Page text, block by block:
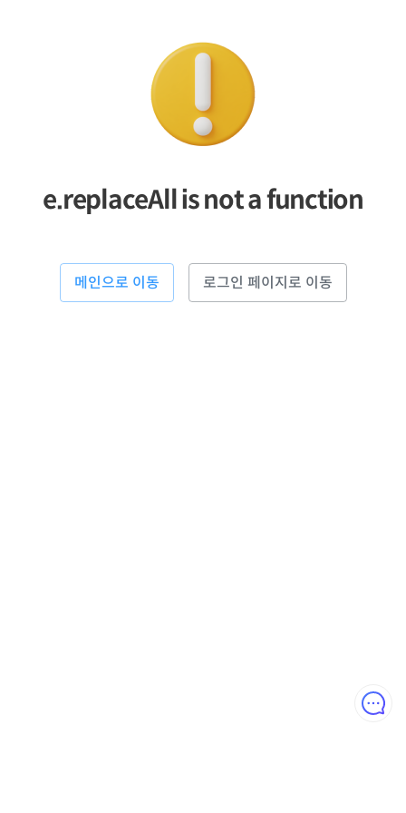
e.replaceAll is not a function
메인으로 이동 로그인 페이지로 이동